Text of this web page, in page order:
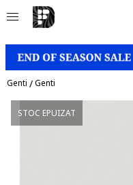
Genti /Genti
STOC EPUIZAT